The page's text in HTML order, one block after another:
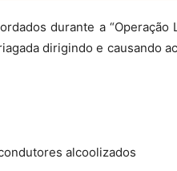
durante a
dirigindo e causando
alcoolizados